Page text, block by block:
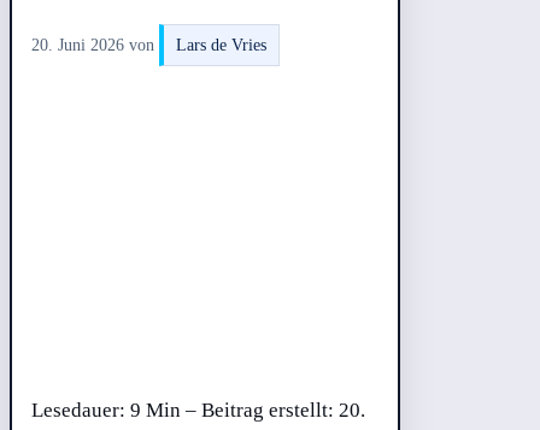
20. Juni 2026 von Lars de Vries
Lesedauer: 9 Min – Beitrag erstellt: 20.